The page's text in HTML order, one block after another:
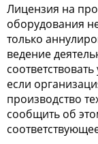
Лицензия на
оборудования
только
ведение
если
производство
сообщить об